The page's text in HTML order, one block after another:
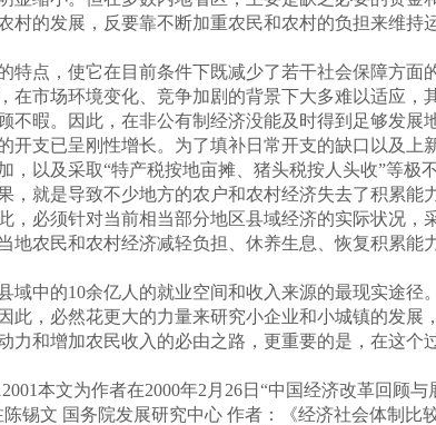
村的发展，反要靠不断加重农民和农村的负担来维持
点，使它在目前条件下既减少了若干社会保障方面
在市场环境变化、竞争加剧的背景下大多难以适应，
不暇。因此，在非公有制经济没能及时得到足够发展
支已呈刚性增长。为了填补日常开支的缺口以及上
以及采取“特产税按地亩摊、猪头税按人头收”等极
就是导致不少地方的农户和农村经济失去了积累能
，必须针对当前相当部分地区县域经济的实际状况，
农民和农村经济减轻负担、休养生息、恢复积累能
中的10余亿人的就业空间和收入来源的最现实途径
此，必然花更大的力量来研究小企业和小城镇的发展
和增加农民收入的必由之路，更重要的是，在这个
本文为作者在2000年2月26日“中国经济改革回
文 国务院发展研究中心 作者：《经济社会体制比